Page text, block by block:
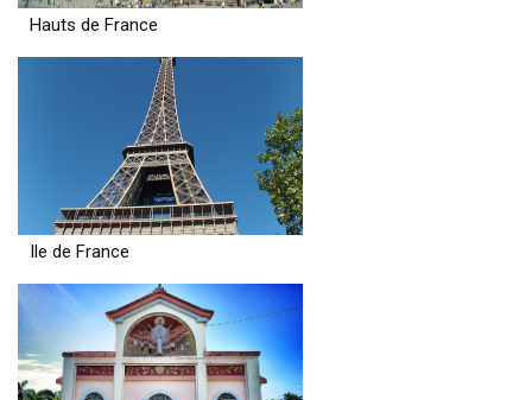
Hauts de France
Ile de France